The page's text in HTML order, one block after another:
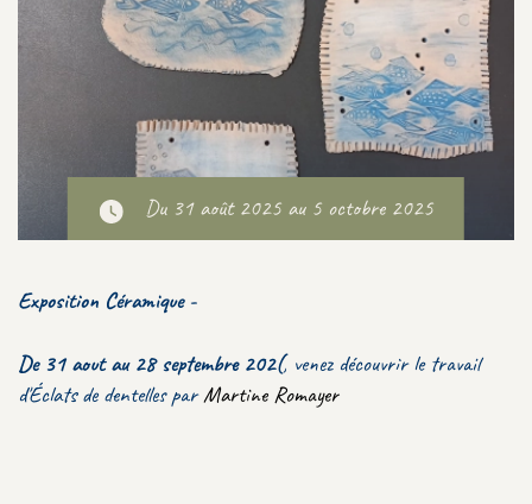
Du 31 août 2025 au 5 octobre 2025
Exposition Céramique -
De 31 aout au 28 septembre 202(, venez découvrir le travail
d'Éclats de dentelles parMartine Romayer